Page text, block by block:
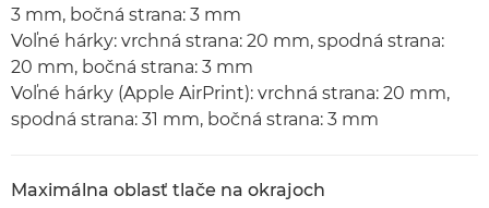
3 mm, bočná strana: 3 mm
Voľné hárky: vrchná strana: 20 mm, spodná strana:
20 mm, bočná strana: 3 mm
Voľné hárky (Apple AirPrint): vrchná strana: 20 mm,
spodná strana: 31 mm, bočná strana: 3 mm
Maximálna oblasť tlače na okrajoch